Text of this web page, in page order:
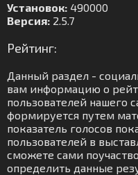
Установок: 490000
Версия: 2.5.7
Рейтинг:
Данный раздел -
вам информацию о
пользователей нашего
формируется путем
показатель голосов
пользователей в
сможете сами
определить данные